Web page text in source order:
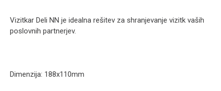
Vizitkar Deli NN je idealna rešitev za shranjevanje vizitk vaših
poslovnih partnerjev.
Dimenzija: 188x110mm